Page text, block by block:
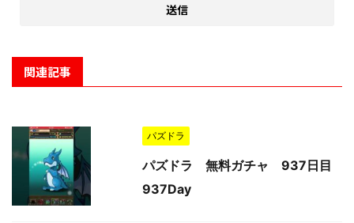
関連記事
パズドラ
パズドラ 無料ガチャ 937日目
937Day